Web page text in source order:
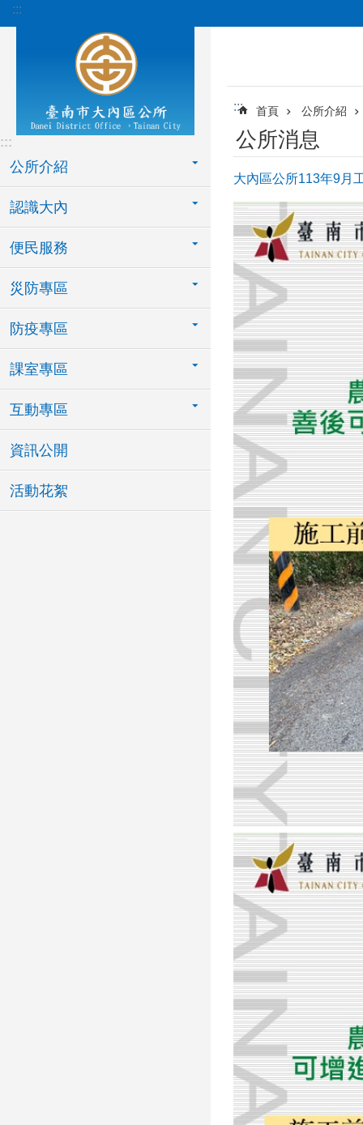
跳到主要內容區塊
:::
:::
公所介紹
認識大內
便民服務
災防專區
防疫專區
課室專區
互動專區
資訊公開
活動花絮
::: 首頁 公所介紹
公所消息
大內區公所113年9月